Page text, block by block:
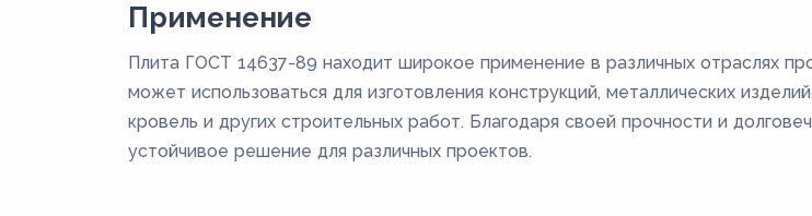
Применение
Плита ГОСТ 14637-89 находит широкое применение в различных отраслях
может использоваться для изготовления конструкций, металлических
кровель и других строительных работ. Благодаря своей прочности и
устойчивое решение для различных проектов.